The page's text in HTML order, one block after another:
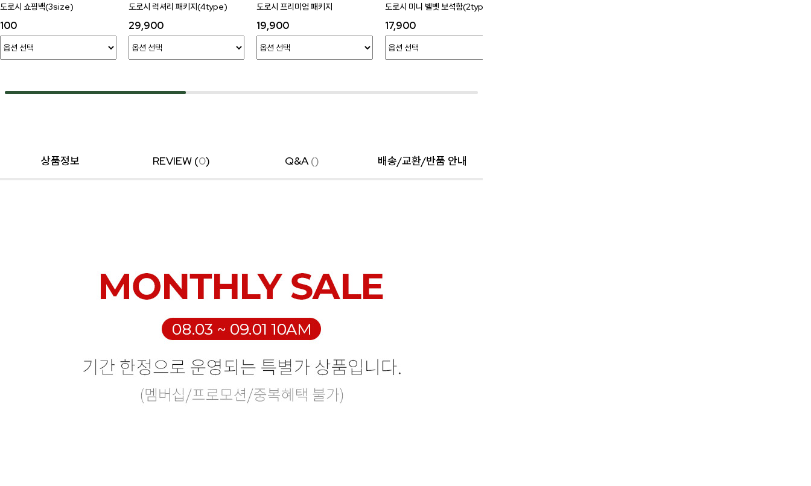
도로시 쇼핑백(3size)
100
도로시 럭셔리 패키지(4type)
29,900
도로시 프리미엄 패키지
19,900
도로시 미니 벨벳 보석함(2type)
17,900
상품정보 REVIEW (0) Q&A() 배송/교환/반품 안내